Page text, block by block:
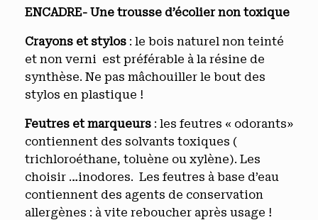
ENCADRE- Une trousse d’écolier non toxique
Crayons et stylos : le bois naturel non teinté
et non verni est préférable à la résine de
synthèse. Ne pas mâchouiller le bout des
stylos en plastique !
Feutres et marqueurs : les feutres « odorants»
contiennent des solvants toxiques (
trichloroéthane, toluène ou xylène). Les
choisir …inodores. Les feutres à base d’eau
contiennent des agents de conservation
allergènes : à vite reboucher après usage !